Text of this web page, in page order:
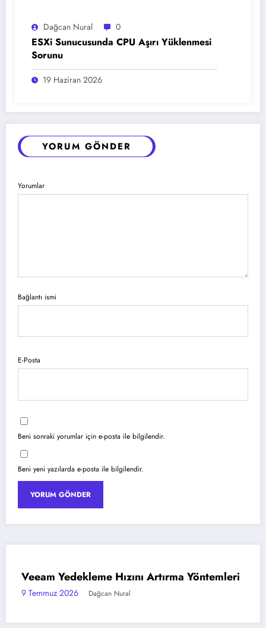
Dağcan Nural 0
ESXi Sunucusunda CPU Aşırı Yüklenmesi
Sorunu
19 Haziran 2026
YORUM GÖNDER
Yorumlar
Bağlantı ismi
E-Posta
Beni sonraki yorumlar için e-posta ile bilgilendir.
Beni yeni yazılarda e-posta ile bilgilendir.
Azure Blob Storage ile Statik Web
Barındırma